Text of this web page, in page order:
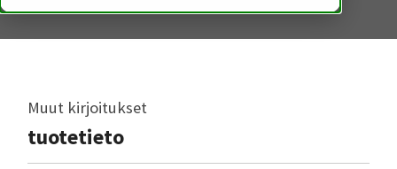
Muut kirjoitukset
tuotetieto